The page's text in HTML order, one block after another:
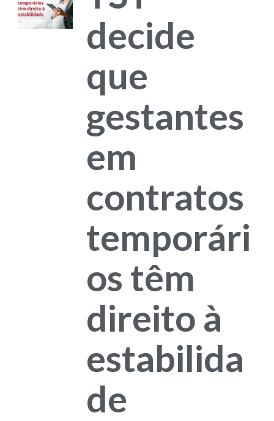
decide
que
gestantes
em
contratos
temporári
os têm
direito à
estabilida
de